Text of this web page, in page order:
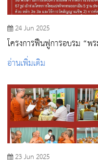
24 Jun 2025
โครงการฟื้นฟูการอบรม “พ
สมเด็จพระอริยวงศาคตญา
ปริณายก ฉลองพระชนมายุ
อ่านเพิ่มเติม
23 Jun 2025